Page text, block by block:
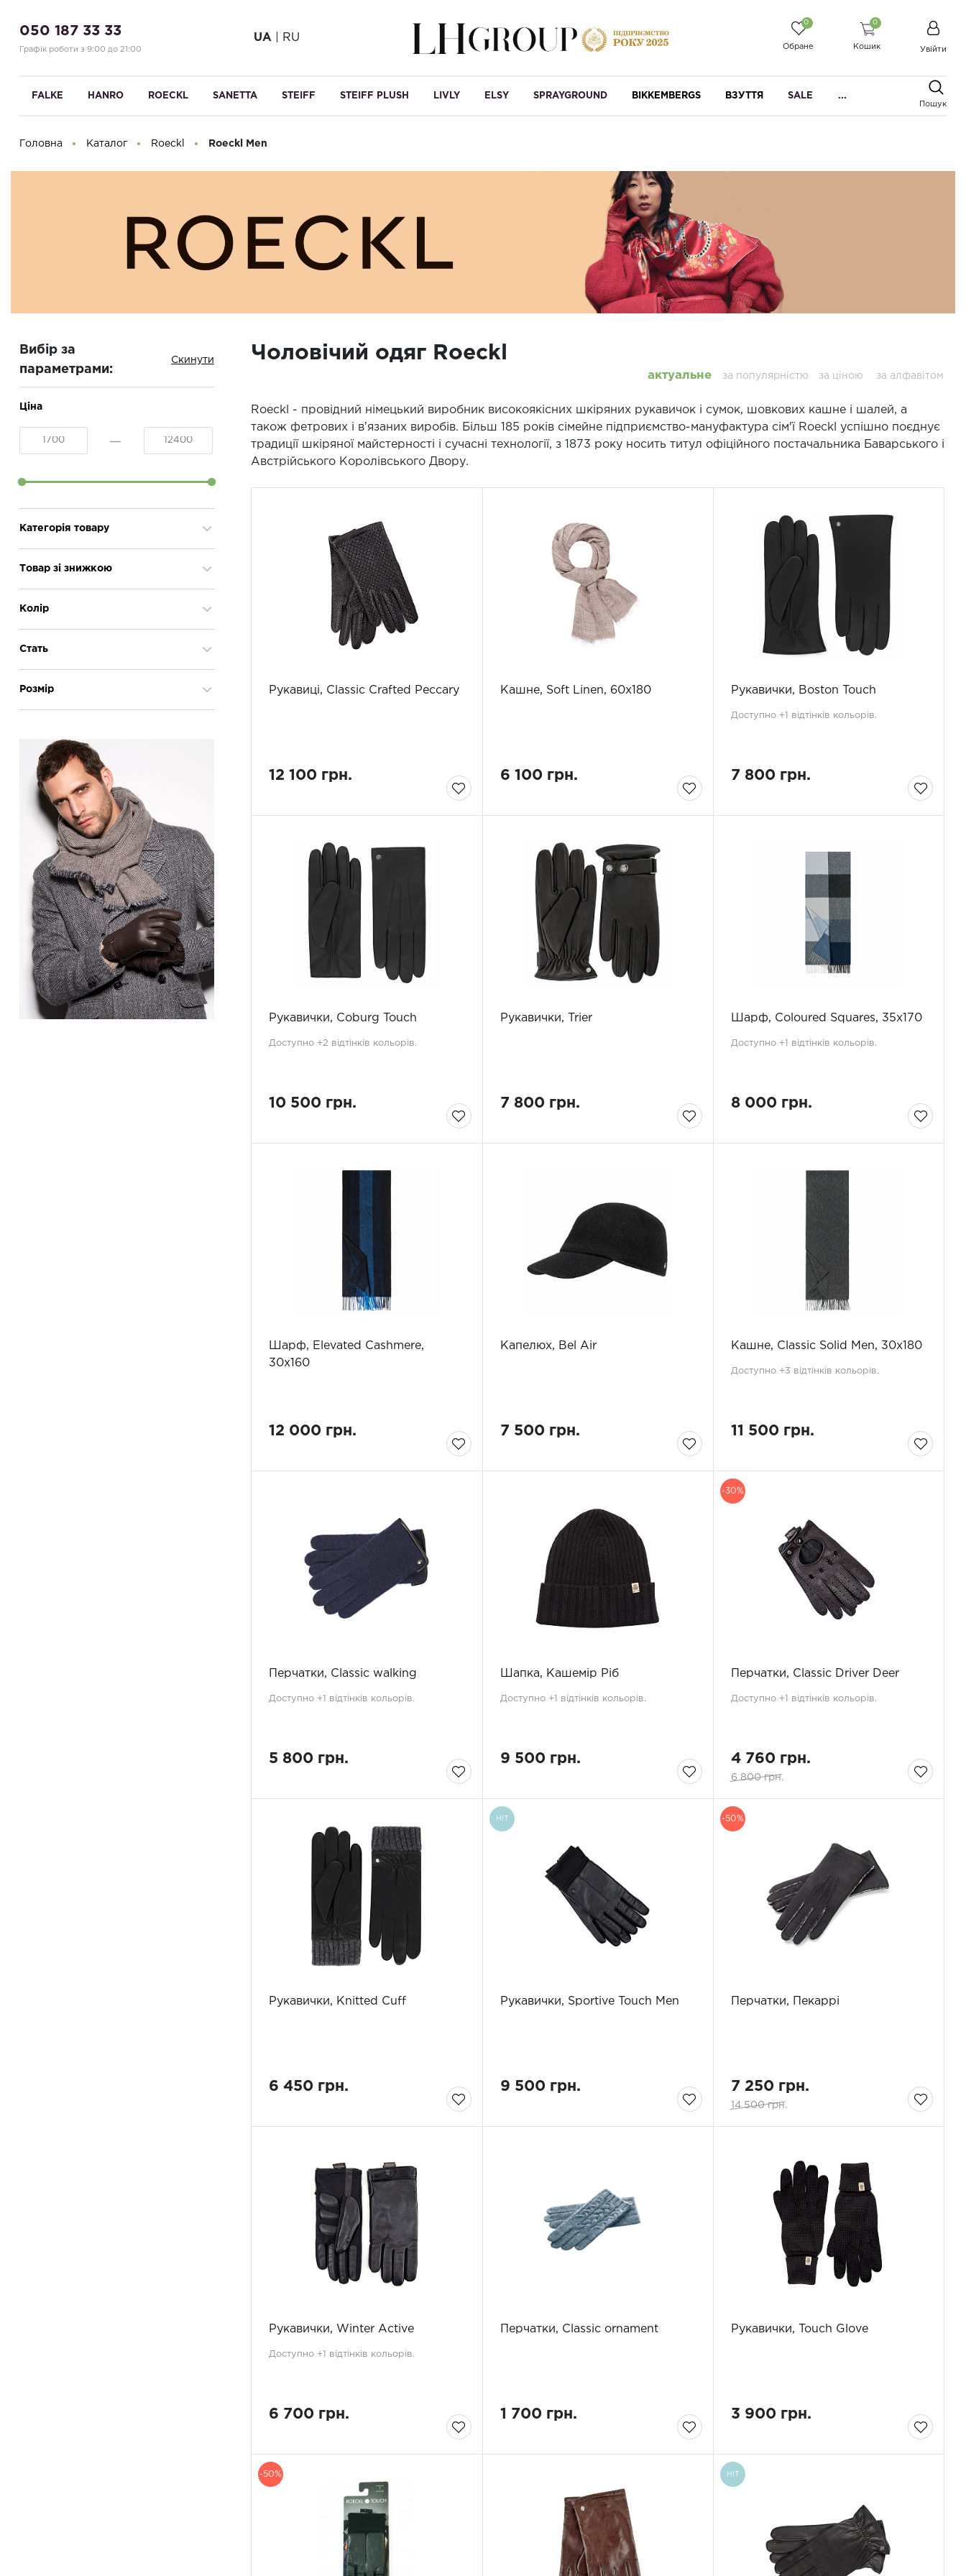
050 187 33 33
Графік роботи з 9:00 до 21:00
UA RU
0
Обране
0
Кошик Увійти
FALKE HANRO ROECKL SANETTA STEIFF STEIFF PLUSH LIVLY ELSY SPRAYGROUND BIKKEMBERGS ВЗУТТЯ SALE ...
Пошук
Головна Каталог Roeckl Roeckl Men
Вибір за
параметрами:
Ціна
Категорія товару
Капелюхи 1
Шарфи 4
Товар зі знижкою
Так 6
Колір
антрацит 2
лісовий горіх
мокко
мокко/чорний
синій
сірий
темно-синій
темно-сірий 1
червоний 1
чорний 26
жовто-коричевий 1
Стать
унісекс 1
Розмір
OS
4
5
6
7
7,5
16
8,5 17
8.5 3
9 17
9,5 15
9.5 3
10 7
29x180 1
55 1
57
60х180
Чоловічий одяг Roeckl
актуальне за популярністю за ціною за алфавітом
Roeckl - провідний німецький виробник високоякісних шкіряних рукавичок і сумок, шовкових кашне і шалей, а
також фетрових і вʼязаних виробів. Більш 185 років сімейне підприємство-мануфактура сім'ї Roeckl успішно поєднує
традиції шкіряної майстерності і сучасні технології, з 1873 року носить титул офіційного постачальника Баварського і
Австрійського Королівського Двору.
Рукавиці, Classic Crafted Peccary
12 100 грн.
Кашне, Soft Linen, 60х180
6 100 грн.
Рукавички, Boston Touch
Доступно +1 відтінків кольорів.
7 800 грн.
Рукавички, Coburg Touch
Доступно +2 відтінків кольорів.
10 500 грн.
Рукавички, Trier
7 800 грн.
Шарф, Coloured Squares, 35x170
Доступно +1 відтінків кольорів.
8 000 грн.
Шарф, Elevated Cashmere,
30x160
12 000 грн.
Капелюх, Bel Air
7 500 грн.
Кашне, Classic Solid Men, 30x180
Доступно +3 відтінків кольорів.
11 500 грн.
Перчатки, Classic walking
Доступно +1 відтінків кольорів.
5 800 грн.
Шапка, Кашемір Ріб
Доступно +1 відтінків кольорів.
9 500 грн.
-30%
Перчатки, Classic Driver Deer
Доступно +1 відтінків кольорів.
4 760 грн.
6 800 грн.
Рукавички, Knitted Cuff
6 450 грн.
HIT
Рукавички, Sportive Touch Men
9 500 грн.
-50%
Перчатки, Пекаррі
7 250 грн.
14 500 грн.
Рукавички, Winter Active
Доступно +1 відтінків кольорів.
6 700 грн.
Перчатки, Classic ornament
1 700 грн.
Рукавички, Touch Glove
3 900 грн.
-50% HIT